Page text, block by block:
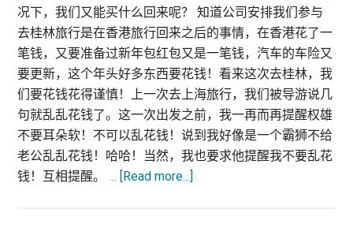
况下，我们又能买什么回来呢？ 知道公司安排我们参与
去桂林旅行是在香港旅行回来之后的事情，在香港花了一
笔钱，又要准备过新年包红包又是一笔钱，汽车的车险又
要更新，这个年头好多东西要花钱！看来这次去桂林，我
们要花钱花得谨慎！上一次去上海旅行，我们被导游说几
句就乱乱花钱了。这一次出发之前，我一再而再提醒权雄
不要耳朵软！不可以乱花钱！说到我好像是一个霸狮不给
老公乱乱花钱！哈哈！当然，我也要求他提醒我不要乱花
钱！互相提醒。 … [Read more...]